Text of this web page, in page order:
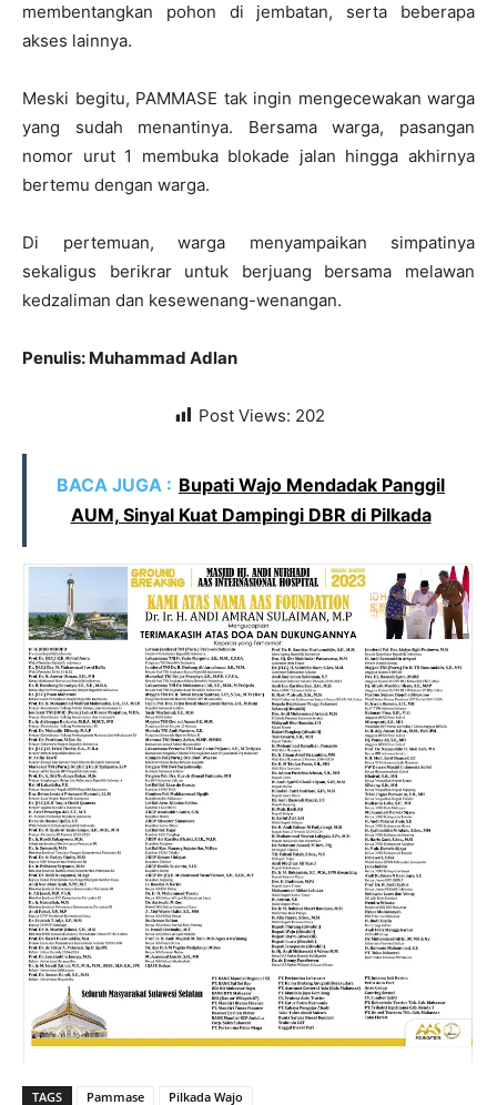
membentangkan pohon di jembatan, serta beberapa
akses lainnya.
Meski begitu, PAMMASE tak ingin mengecewakan warga
yang sudah menantinya. Bersama warga, pasangan
nomor urut 1 membuka blokade jalan hingga akhirnya
bertemu dengan warga.
Di pertemuan, warga menyampaikan simpatinya
sekaligus berikrar untuk berjuang bersama melawan
kedzaliman dan kesewenang-wenangan.
Penulis: Muhammad Adlan
Post Views: 202
BACA JUGA : Bupati Wajo Mendadak Panggil
AUM, Sinyal Kuat Dampingi DBR di Pilkada
TAGS Pammase Pilkada Wajo